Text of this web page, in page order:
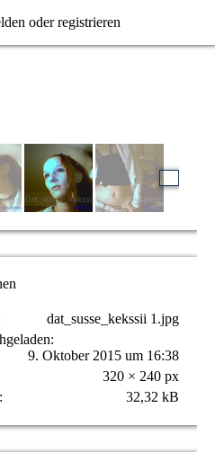
oder registrieren
dat_susse_kekssii 1.jpg
9. Oktober 2015 um 16:38
320 × 240 px
32,32 kB